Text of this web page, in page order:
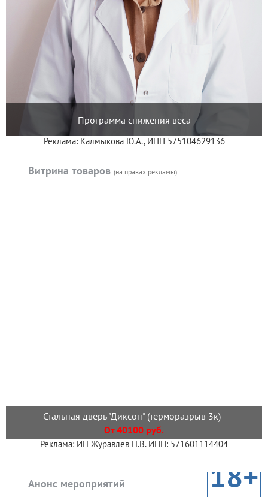
Программа снижения веса
Реклама: Калмыкова Ю.А., ИНН 575104629136
Витрина товаров (на правах рекламы)
Стальная дверь "Диксон" (терморазрыв 3к)
От 40100 руб.
Реклама: ИП Журавлев П.В. ИНН: 571601114404
Анонс мероприятий 18+